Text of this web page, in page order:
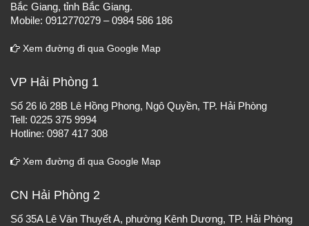
Bắc Giang, tỉnh Bắc Giang.
Mobile: 0912770279 – 0984 586 186
Xem đường đi qua Google Map
VP Hải Phòng 1
Số 26 lô 28B Lê Hồng Phong, Ngô Quyền, TP. Hải Phòng
Tell: 0225 375 9994
Hotline: 0987 417 308
Xem đường đi qua Google Map
CN Hải Phòng 2
Số 35A Lê Văn Thuyết A, phường Kênh Dương, TP. Hải Phòng